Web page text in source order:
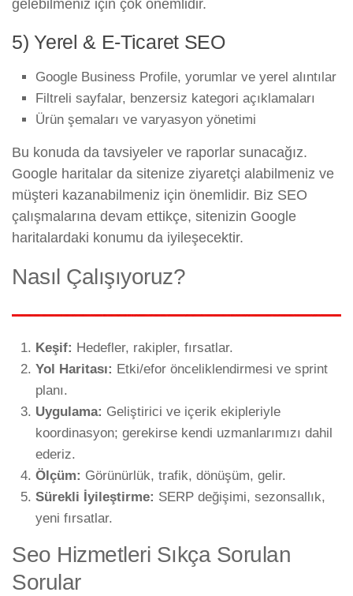
gelebilmeniz için çok önemlidir.
5) Yerel & E-Ticaret SEO
Google Business Profile, yorumlar ve yerel alıntılar
Filtreli sayfalar, benzersiz kategori açıklamaları
Ürün şemaları ve varyasyon yönetimi
Bu konuda da tavsiyeler ve raporlar sunacağız.
Google haritalar da sitenize ziyaretçi alabilmeniz ve
müşteri kazanabilmeniz için önemlidir. Biz SEO
çalışmalarına devam ettikçe, sitenizin Google
haritalardaki konumu da iyileşecektir.
Nasıl Çalışıyoruz?
Keşif: Hedefler, rakipler, fırsatlar.
Yol Haritası: Etki/efor önceliklendirmesi ve sprint
planı.
Uygulama: Geliştirici ve içerik ekipleriyle
koordinasyon; gerekirse kendi uzmanlarımızı dahil
ederiz.
Ölçüm: Görünürlük, trafik, dönüşüm, gelir.
Sürekli İyileştirme: SERP değişimi, sezonsallık,
yeni fırsatlar.
Seo Hizmetleri Sıkça Sorulan
Sorular